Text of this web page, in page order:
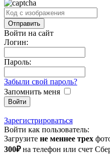
Войти на сайт
Логин:
Пароль:
Забыли свой пароль?
Запомнить меня
Зарегистрироваться
Войти как пользователь:
Загрузите не меннее трех
300₽на телефон или счет